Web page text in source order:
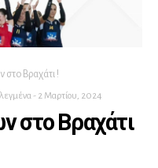
στο Βραχάτι !
- 2 Μαρτίου, 2024
στο Βραχάτι